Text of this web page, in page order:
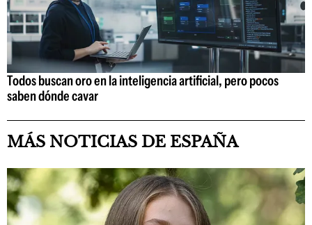
Todos buscan oro en la inteligencia artificial, pero pocos
saben dónde cavar
MÁS NOTICIAS DE ESPAÑA